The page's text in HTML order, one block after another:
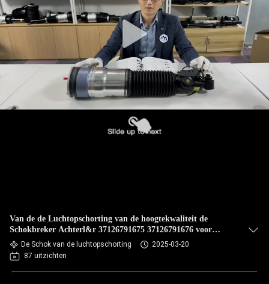
Van de de Luchtopschorting van de hoogtekwaliteit de
Schokbreker Achterl&r 37126791675 37126791676 voor
BMW F02
De Schok van de luchtopschorting
2025-03-20
87 uitzichten